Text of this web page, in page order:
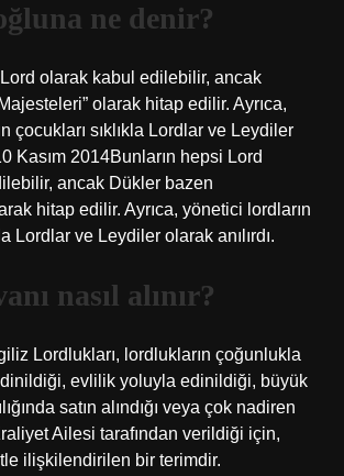
ne denir?
olarak kabul edilebilir, ancak
olarak hitap edilir. Ayrıca,
çocukları sıklıkla Lordlar ve Leydiler
Kasım 2014Bunların hepsi Lord
ancak Dükler bazen
hitap edilir. Ayrıca, yönetici lordların
Lordlar ve Leydiler olarak anılırdı.
nasıl alınır?
Lordlukları, lordlukların çoğunlukla
evlilik yoluyla edinildiği, büyük
satın alındığı veya çok nadiren
Ailesi tarafından verildiği için,
ilişkilendirilen bir terimdir.